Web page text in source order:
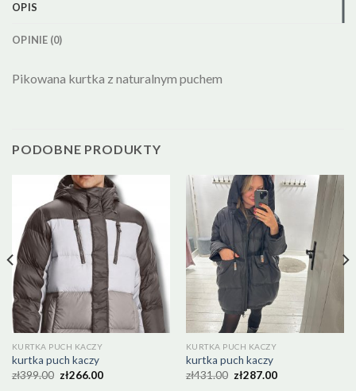
OPIS
OPINIE (0)
Pikowana kurtka z naturalnym puchem
PODOBNE PRODUKTY
KURTKA PUCH KACZY
kurtka puch kaczy
zł399.00 zł266.00
KURTKA PUCH KACZY
kurtka puch kaczy
zł431.00 zł287.00